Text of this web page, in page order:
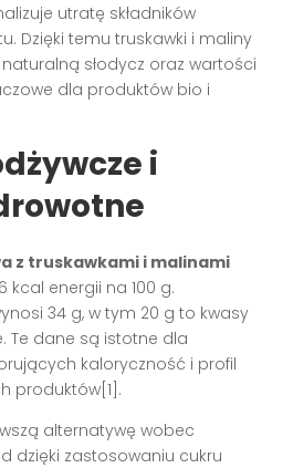
utratę składników
Dzięki temu truskawki i maliny
słodycz oraz wartości
dla produktów bio i
i
z truskawkami i malinami
kcal energii na 100 g.
34 g, w tym 20 g to kwasy
Te dane są istotne dla
kaloryczność i profil
produktów[1].
alternatywę wobec
dzięki zastosowaniu cukru